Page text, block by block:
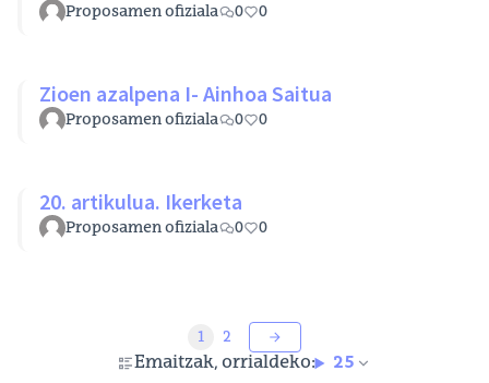
Proposamen ofiziala 0 0
Zioen azalpena I- Ainhoa Saitua
Proposamen ofiziala 0 0
20. artikulua. Ikerketa
Proposamen ofiziala 0 0
Emaitzak, orrialdeko: 25
1 2